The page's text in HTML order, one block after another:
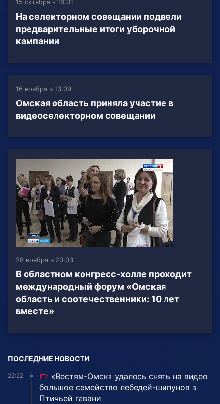
15 октября в 16:01
На селекторном совещании подвели
предварительные итоги уборочной
кампании
16 ноября в 13:09
Омская область приняла участие в
видеоселекторном совещании
28 ноября в 20:03
В областном конгресс-холле проходит
международный форум «Омская
область и соотечественники: 10 лет
вместе»
ПОСЛЕДНИЕ НОВОСТИ
22:22
«Вестям-Омск» удалось снять на видео
большое семейство лебедей-шипунов в
Птичьей гавани